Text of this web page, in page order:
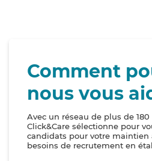
Comment
nous vous
Avec un réseau de plus de
Click&Care sélectionne pour
candidats pour votre maintien
besoins de recrutement en